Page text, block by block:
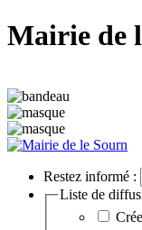
Mairie de
Restez informé :
Liste de